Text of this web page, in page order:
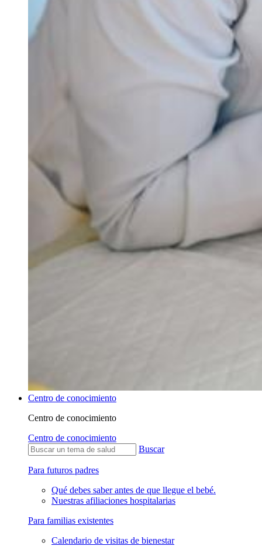
Centro de conocimiento
Centro de conocimiento
Centro de conocimiento
Buscar
Para futuros padres
Qué debes saber antes de que llegue el bebé.
Nuestras afiliaciones hospitalarias
Para familias existentes
Calendario de visitas de bienestar